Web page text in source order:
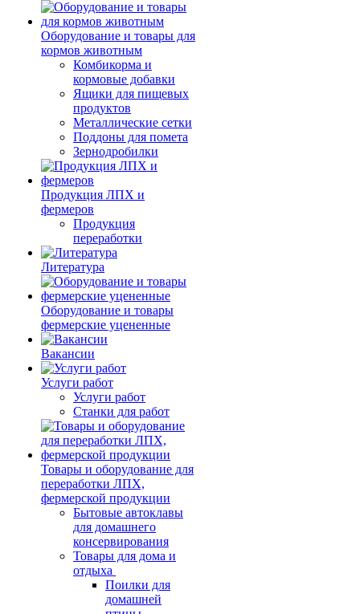
Оборудование и товары для
кормов животным
Комбикорма и
кормовые добавки
Ящики для пищевых
продуктов
Металлические сетки
Поддоны для помета
Зернодробилки
Продукция ЛПХ и
фермеров
Продукция
переработки
Литература
Оборудование и товары
фермерские уцененные
Вакансии
Услуги работ
Услуги работ
Станки для работ
Товары и оборудование для
переработки ЛПХ,
фермерской продукции
Бытовые автоклавы
для домашнего
консервирования
Товары для дома и
отдыха
Поилки для
домашней